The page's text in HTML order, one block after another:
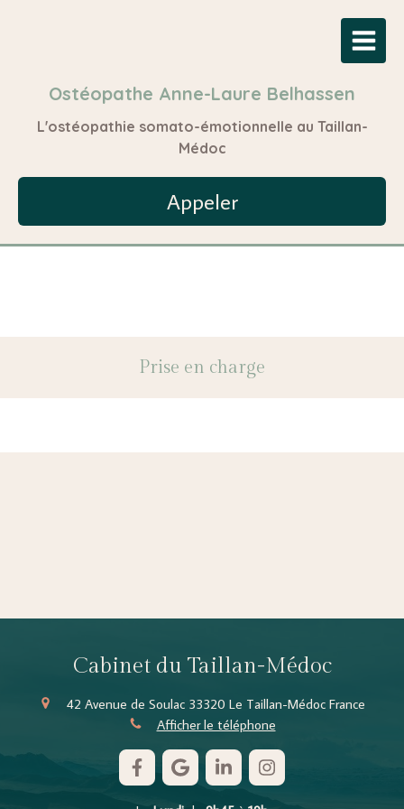
Ostéopathe Anne-Laure Belhassen
L'ostéopathie somato-émotionnelle au Taillan-
Médoc
Appeler
Prise en charge
Cabinet du Taillan-Médoc
42 Avenue de Soulac 33320 Le Taillan-Médoc France
Afficher le téléphone